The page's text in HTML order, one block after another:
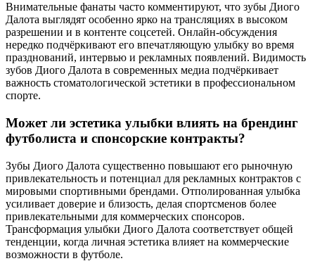
Внимательные фанаты часто комментируют, что зубы Диого
Далота выглядят особенно ярко на трансляциях в высоком
разрешении и в контенте соцсетей. Онлайн-обсуждения
нередко подчёркивают его впечатляющую улыбку во время
празднований, интервью и рекламных появлений. Видимость
зубов Диого Далота в современных медиа подчёркивает
важность стоматологической эстетики в профессиональном
спорте.
Может ли эстетика улыбки влиять на брендинг
футболиста и спонсорские контракты?
Зубы Диого Далота существенно повышают его рыночную
привлекательность и потенциал для рекламных контрактов с
мировыми спортивными брендами. Отполированная улыбка
усиливает доверие и близость, делая спортсменов более
привлекательными для коммерческих спонсоров.
Трансформация улыбки Диого Далота соответствует общей
тенденции, когда личная эстетика влияет на коммерческие
возможности в футболе.